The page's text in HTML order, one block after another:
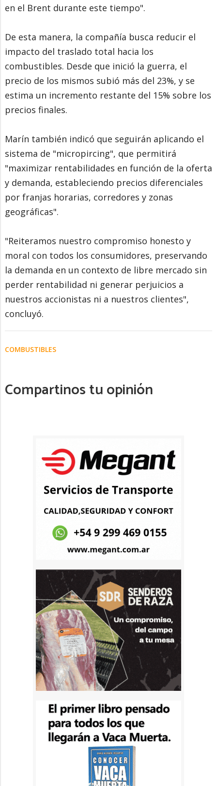
en el Brent durante este tiempo".
De esta manera, la compañía busca reducir el
impacto del traslado total hacia los
combustibles. Desde que inició la guerra, el
precio de los mismos subió más del 23%, y se
estima un incremento restante del 15% sobre los
precios finales.
Marín también indicó que seguirán aplicando el
sistema de "micropircing", que permitirá
"maximizar rentabilidades en función de la oferta
y demanda, estableciendo precios diferenciales
por franjas horarias, corredores y zonas
geográficas".
"Reiteramos nuestro compromiso honesto y
moral con todos los consumidores, preservando
la demanda en un contexto de libre mercado sin
perder rentabilidad ni generar perjuicios a
nuestros accionistas ni a nuestros clientes",
concluyó.
COMBUSTIBLES
Compartinos tu opinión